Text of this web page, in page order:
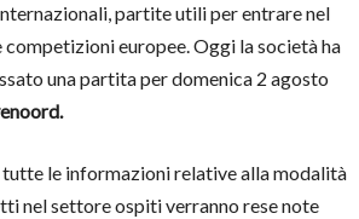
partite utili per entrare nel
competizioni europee. Oggi la società ha
una partita per domenica 2 agosto
tutte le informazioni relative alla modalità
nel settore ospiti verranno rese note